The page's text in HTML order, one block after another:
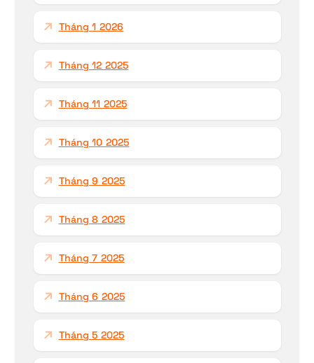
Tháng 1 2026
Tháng 12 2025
Tháng 11 2025
Tháng 10 2025
Tháng 9 2025
Tháng 8 2025
Tháng 7 2025
Tháng 6 2025
Tháng 5 2025